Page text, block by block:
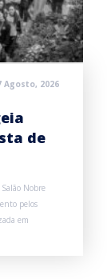
Agosto, 2026
de
Nobre
pelos
em